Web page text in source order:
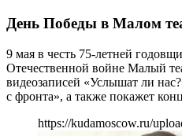
День Победы в Малом
9 мая в честь 75-летней
Отечественной войне Малый
видеозаписей «Услышат ли
с фронта», а также покажет
https://kudamoscow.ru/